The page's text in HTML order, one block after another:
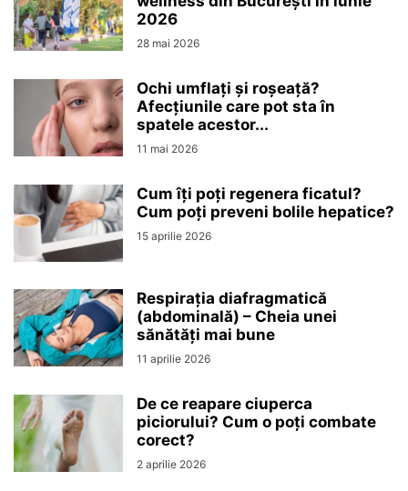
2026
28 mai 2026
Ochi umflați și roșeață?
Afecțiunile care pot sta în
spatele acestor...
11 mai 2026
Cum îți poți regenera ficatul?
Cum poți preveni bolile hepatice?
15 aprilie 2026
Respirația diafragmatică
(abdominală) – Cheia unei
sănătăți mai bune
11 aprilie 2026
De ce reapare ciuperca
piciorului? Cum o poți combate
corect?
2 aprilie 2026